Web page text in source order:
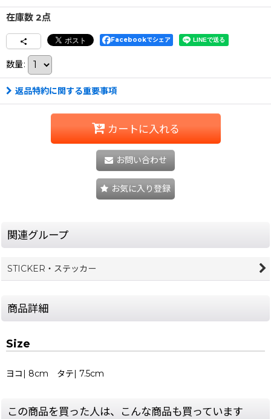
在庫数 2点
Facebookでシェア
数量:
返品特約に関する重要事項
カートに入れる
お問い合わせ
お気に入り登録
関連グループ
STICKER・ステッカー
商品詳細
Size
ヨコ| 8cm タテ| 7.5cm
この商品を買った人は、こんな商品も買っています